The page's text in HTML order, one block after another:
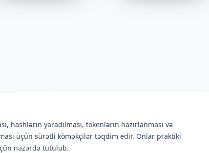
hashlərin yaradılması, tokenlərin hazırlanması və
üçün sürətli köməkçilər təqdim edir. Onlar praktiki
nəzərdə tutulub.